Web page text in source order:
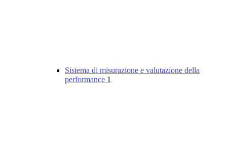
Sistema di misurazione e valutazione della
performance 1